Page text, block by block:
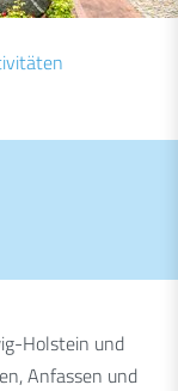
Holstein und
Anfassen und